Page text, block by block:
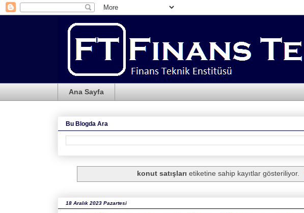
Ana Sayfa
Bu Blogda Ara
konut satışları etiketine sahip kayıtlar gösteriliyor.
18 Aralık 2023 Pazartesi